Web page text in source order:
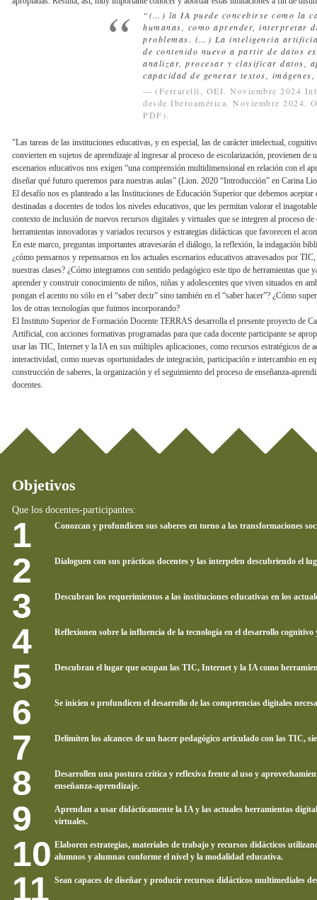
“(…) la IA puede concebirse como la
humanas, como aprender, interpretar
problemas. (…) La inteligencia
de contenido nuevo a partir de datos
analizar, procesar y clasificar datos,
capacidad de generar textos,
(Ferrarelli, OEI. Noviembre 2024
desde Iberoamérica. Noviembre 2024.
PDF).
"Las tareas de las instituciones educativas, y en especial, las de carácter intelectual,
convierten en sujetos de aprendizaje al ingresar al proceso de escolarización, provienen
escenarios educativos nos exigen “una comprensión multidimensional en relación con el
diseñar qué futuro queremos para nuestras aulas” (Lion. 2020 “Introducción” en Carina
El desafío nos es planteado a las Instituciones de Educación Superior que debemos
destinadas a docentes de todos los niveles educativos, que les permitan valorar el
contexto de inclusión de nuevos recursos digitales y virtuales que se integren al proceso
herramientas innovadoras y variados recursos y estrategias didácticas que favorecen el
En este marco, preguntas importantes atravesarán el diálogo, la reflexión, la indagación
¿cómo pensarnos y repensarnos en los actuales escenarios educativos atravesados por
nuestras clases? ¿Cómo integramos con sentido pedagógico este tipo de herramientas
aprender y construir conocimiento de niños, niñas y adolescentes que viven situados en
pongan el acento no sólo en el “saber decir” sino también en el “saber hacer”? ¿Cómo
los de otras tecnologías que fuimos incorporando?
El Instituto Superior de Formación Docente TERRAS desarrolla el presente proyecto de
Artificial, con acciones formativas programadas para que cada docente participante se
usar las TIC, Internet y la IA en sus múltiples aplicaciones, como recursos estratégicos
interactividad, como nuevas oportunidades de integración, participación e intercambio en
construcción de saberes, la organización y el seguimiento del proceso de enseñanza-
docentes.
Objetivos
Que los docentes-participantes:
Conozcan y profundicen sus saberes en torno a las transformaciones
Dialoguen con sus prácticas docentes y las interpelen descubriendo el
Descubran los requerimientos a las instituciones educativas en los
Reflexionen sobre la influencia de la tecnología en el desarrollo
Descubran el lugar que ocupan las TIC, Internet y la IA como
Se inicien o profundicen el desarrollo de las competencias digitales
Delimiten los alcances de un hacer pedagógico articulado con las TIC,
Desarrollen una postura crítica y reflexiva frente al uso y
enseñanza-aprendizaje.
Aprendan a usar didácticamente la IA y las actuales herramientas
virtuales.
Elaboren estrategias, materiales de trabajo y recursos didácticos
alumnos y alumnas conforme el nivel y la modalidad educativa.
Sean capaces de diseñar y producir recursos didácticos multimediales